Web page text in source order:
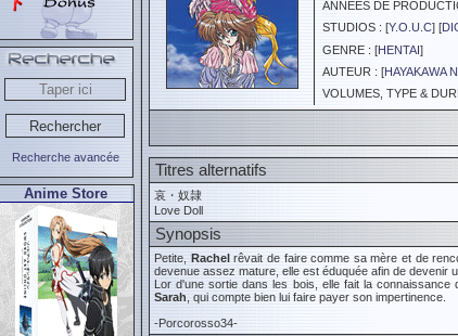
Recherche avancée
Anime Store
ANNÉES DE
STUDIOS : [Y.O.U.C] [
GENRE : [HENTAI]
AUTEUR : [HAYAKAWA
VOLUMES, TYPE &
Titres alternatifs
哀・奴隷
Love Doll
Synopsis
Petite, Rachelrêvait de faire comme sa mère et de
devenue assez mature, elle est éduquée afin de devenir
Lor d'une sortie dans les bois, elle fait la connaissance
Sarah , qui compte bien lui faire payer son impertinence.
-Porcorosso34-